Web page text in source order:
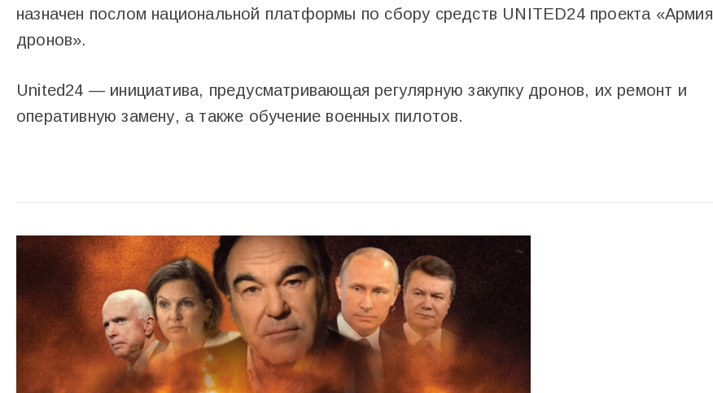
назначен послом национальной платформы по сбору средств UNITED24 проекта «Армия
дронов».
United24 — инициатива, предусматривающая регулярную закупку дронов, их ремонт и
оперативную замену, а также обучение военных пилотов.